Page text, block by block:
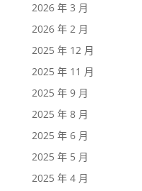
2026 年 3 月
2026 年 2 月
2025 年 12 月
2025 年 11 月
2025 年 9 月
2025 年 8 月
2025 年 6 月
2025 年 5 月
2025 年 4 月